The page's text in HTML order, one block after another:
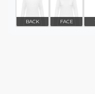
BACK FACE